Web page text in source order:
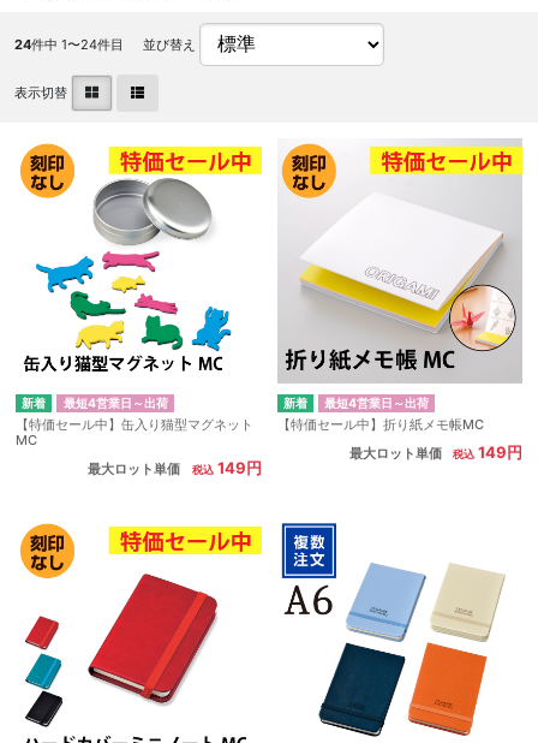
24件中 1〜24件目 並び替え
表示切替
最短4営業日～出荷
【特価セール中】缶入り猫型マグネット
MC
最大ロット単価
149円
最短4営業日～出荷
【特価セール中】折り紙メモ帳MC
最大ロット単価
149円